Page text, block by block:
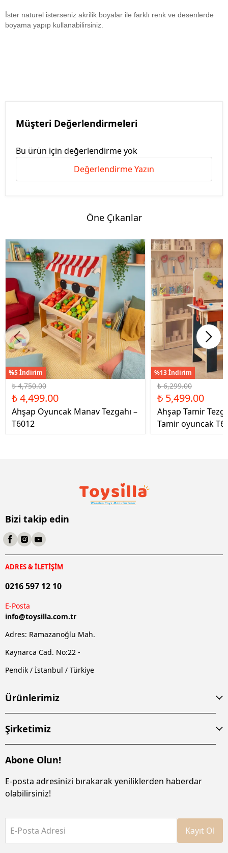
İster naturel isterseniz akrilik boyalar ile farklı renk ve desenlerde
boyama yapıp kullanabilirsiniz.
Müşteri Değerlendirmeleri
Bu ürün için değerlendirme yok
Değerlendirme Yazın
Öne Çıkanlar
%5 İndirim
₺ 4,750.00
₺ 4,499.00
Ahşap Oyuncak Manav Tezgahı –
T6012
%13 İndirim
₺ 6,299.00
₺ 5,499.00
Ahşap Tamir
Tamir oyuncak
Bizi takip edin
ADRES & İLETİŞİM
0216 597 12 10
E-Posta
info@toysilla.com.tr
Adres: Ramazanoğlu Mah.
Kaynarca Cad. No:22 -
Pendik / İstanbul / Türkiye
Ürünlerimiz
Şirketimiz
Abone Olun!
E-posta adresinizi bırakarak yeniliklerden haberdar
olabilirsiniz!
E-Posta Adresi Kayıt Ol